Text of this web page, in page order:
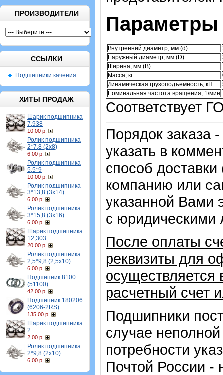
ПРОИЗВОДИТЕЛИ
ССЫЛКИ
Подшипники качения
ХИТЫ ПРОДАЖ
Шарик подшипника
7,938
10.00 р.
Ролик подшипника
2*7,8 (2х8)
6.00 р.
Ролик подшипника
5,5*9
10.00 р.
Ролик подшипника
3*13,8 (3х14)
6.00 р.
Ролик подшипника
3*15,8 (3х16)
6.00 р.
Шарик подшипника
12,303
20.00 р.
Ролик подшипника
2,5*9,8 (2,5х10)
6.00 р.
Подшипник 8100
(51100)
42.00 р.
Подшипник 180206
(6206-2RS)
135.00 р.
Шарик подшипника
2
2.00 р.
Ролик подшипника
2*9,8 (2х10)
6.00 р.
Параметры
Внутренний диаметр, мм (d)
Наружный диаметр, мм (D)
Ширина, мм (B)
Масса, кг
Динамическая грузоподъемность, кН
Номинальная частота вращения, 1/мин
Соответствует
Порядок заказа
указать в
способ
компанию или
указанной Вами
с юридическими
После оплаты
реквизиты для
осуществляется
расчетный счет
Подшипники
случае
потребности
Почтой России -